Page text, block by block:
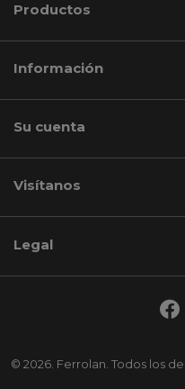
Productos
Información
Su cuenta
Visítanos
© 2026. Ferrolan. Todos los
Legal